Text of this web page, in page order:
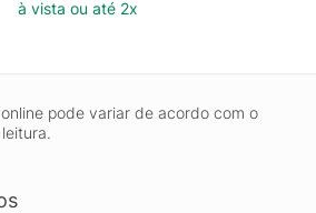
à vista ou até 2x
pode variar de acordo com o